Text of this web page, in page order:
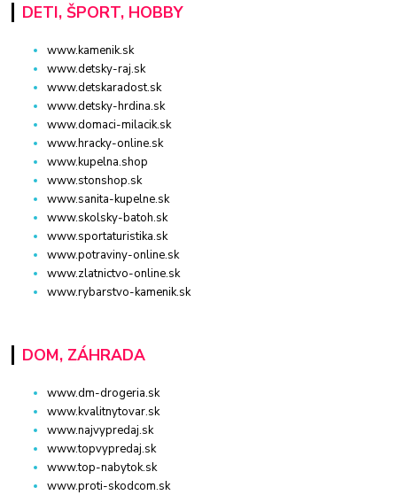
DETI, ŠPORT, HOBBY
www.kamenik.sk
www.detsky-raj.sk
www.detskaradost.sk
www.detsky-hrdina.sk
www.domaci-milacik.sk
www.hracky-online.sk
www.kupelna.shop
www.stonshop.sk
www.sanita-kupelne.sk
www.skolsky-batoh.sk
www.sportaturistika.sk
www.potraviny-online.sk
www.zlatnictvo-online.sk
www.rybarstvo-kamenik.sk
DOM, ZÁHRADA
www.dm-drogeria.sk
www.kvalitnytovar.sk
www.najvypredaj.sk
www.topvypredaj.sk
www.top-nabytok.sk
www.proti-skodcom.sk